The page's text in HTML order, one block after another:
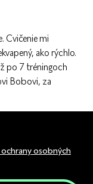
Cvičenie mi
ako rýchlo.
po 7 tréningoch
Bobovi, za
osobných